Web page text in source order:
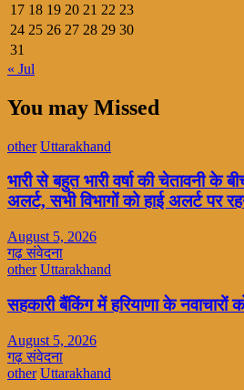
17 18 19 20 21 22 23
24 25 26 27 28 29 30
31
« Jul
You may Missed
other Uttarakhand
भारी से बहुत भारी वर्षा की चेतावनी के
अलर्ट, सभी विभागों को हाई अलर्ट पर
August 5, 2026
गढ़ संवेदना
other Uttarakhand
सहकारी बैंकिंग में हरियाणा के नवाचारों
August 5, 2026
गढ़ संवेदना
other Uttarakhand